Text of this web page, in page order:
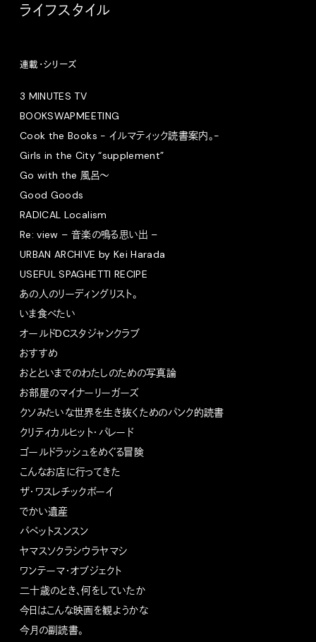
ライフスタイル
連載・シリーズ
3 MINUTES TV
BOOKSWAPMEETING
Cook the Books - イルマティック読書案内。-
Girls in the City “supplement”
Go with the 風呂〜
Good Goods
RADICAL Localism
Re: view – 音楽の鳴る思い出 –
URBAN ARCHIVE by Kei Harada
USEFUL SPAGHETTI RECIPE
あの人のリーディングリスト。
いま食べたい
オールドDCスタジャンクラブ
おすすめ
おとといまでのわたしのための写真論
お部屋のマイナーリーガーズ
クソみたいな世界を生き抜くためのパンク的読書
クリティカルヒット・パレード
ゴールドラッシュをめぐる冒険
こんなお店に行ってきた
ザ・ワスレチックボーイ
でかい遺産
パペットスンスン
ヤマスソクラシウラヤマシ
ワンテーマ・オブジェクト
二十歳のとき、何をしていたか
今日はこんな映画を観ようかな
今月の副読書。